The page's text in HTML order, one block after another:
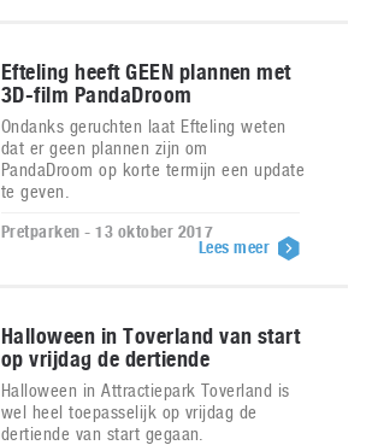
Efteling heeft GEEN plannen met
3D-film PandaDroom
Ondanks geruchten laat Efteling weten
dat er geen plannen zijn om
PandaDroom op korte termijn een update
te geven.
Pretparken - 13 oktober 2017
Lees meer
Halloween in Toverland van start
op vrijdag de dertiende
Halloween in Attractiepark Toverland is
wel heel toepasselijk op vrijdag de
dertiende van start gegaan.